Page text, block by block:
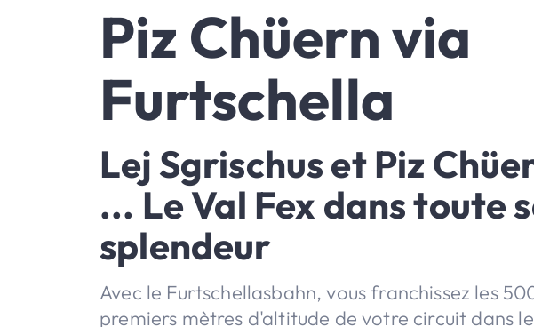
Piz Chüern via
Furtschella
Lej Sgrischus et Piz
... Le Val Fex dans toute
splendeur
Avec le Furtschellasbahn, vous franchissez les
premiers mètres d'altitude de votre circuit dans